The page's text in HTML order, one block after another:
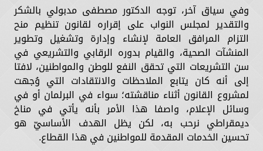
وفي سياق آخر، توجه الدكتور مصطفى مدبولي بالشكر
والتقدير لمجلس النواب على إقراره لقانون تنظيم منح
التزام المرافق العامة لإنشاء وإدارة وتشغيل وتطوير
المنشآت الصحية، والقيام بدوره الرقابي والتشريعي في
سن التشريعات التي تحقق النفع للوطن والمواطنين، لافتا
إلى أنه كان يتابع الملاحظات والانتقادات التي وُجهت
لمشروع القانون أثناء مناقشته؛ سواء في البرلمان أو في
وسائل الإعلام، واصفا هذا الأمر بأنه يأتي في مناخ
ديمقراطي نرحب به، لكن يظل الهدف الأساسيّ هو
تحسين الخدمات المقدمة للمواطنين في هذا القطاع.